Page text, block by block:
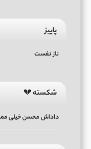
پاییز
ناز نفست
شکسته 💔
داداش محسن خیلی